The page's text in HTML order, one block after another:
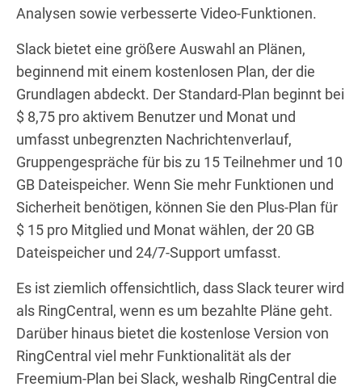
Analysen sowie verbesserte Video-Funktionen.
Slack bietet eine größere Auswahl an Plänen,
beginnend mit einem kostenlosen Plan, der die
Grundlagen abdeckt. Der Standard-Plan beginnt bei
$ 8,75 pro aktivem Benutzer und Monat und
umfasst unbegrenzten Nachrichtenverlauf,
Gruppengespräche für bis zu 15 Teilnehmer und 10
GB Dateispeicher. Wenn Sie mehr Funktionen und
Sicherheit benötigen, können Sie den Plus-Plan für
$ 15 pro Mitglied und Monat wählen, der 20 GB
Dateispeicher und 24/7-Support umfasst.
Es ist ziemlich offensichtlich, dass Slack teurer wird
als RingCentral, wenn es um bezahlte Pläne geht.
Darüber hinaus bietet die kostenlose Version von
RingCentral viel mehr Funktionalität als der
Freemium-Plan bei Slack, weshalb RingCentral die